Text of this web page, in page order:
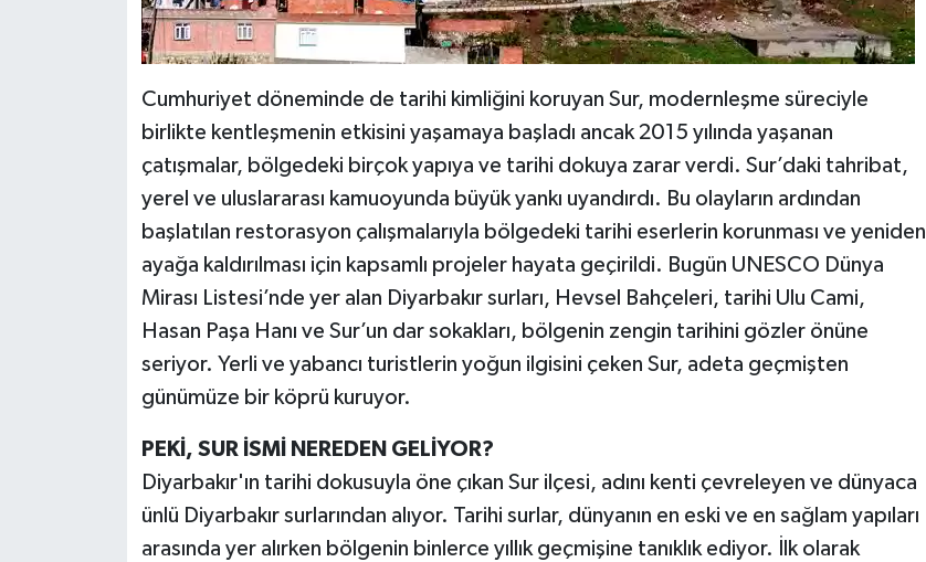
Cumhuriyet döneminde de tarihi kimliğini koruyan Sur, modernleşme süreciyle
birlikte kentleşmenin etkisini yaşamaya başladı ancak 2015 yılında yaşanan
çatışmalar, bölgedeki birçok yapıya ve tarihi dokuya zarar verdi. Sur’daki tahribat,
yerel ve uluslararası kamuoyunda büyük yankı uyandırdı. Bu olayların ardından
başlatılan restorasyon çalışmalarıyla bölgedeki tarihi eserlerin korunması ve yeniden
ayağa kaldırılması için kapsamlı projeler hayata geçirildi. Bugün UNESCO Dünya
Mirası Listesi’nde yer alan Diyarbakır surları, Hevsel Bahçeleri, tarihi Ulu Cami,
Hasan Paşa Hanı ve Sur’un dar sokakları, bölgenin zengin tarihini gözler önüne
seriyor. Yerli ve yabancı turistlerin yoğun ilgisini çeken Sur, adeta geçmişten
günümüze bir köprü kuruyor.
PEKİ, SUR İSMİ NEREDEN GELİYOR?
Diyarbakır'ın tarihi dokusuyla öne çıkan Sur ilçesi, adını kenti çevreleyen ve dünyaca
ünlü Diyarbakır surlarından alıyor. Tarihi surlar, dünyanın en eski ve en sağlam yapıları
arasında yer alırken bölgenin binlerce yıllık geçmişine tanıklık ediyor. İlk olarak